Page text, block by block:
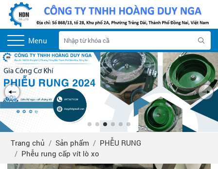
Menu
Trang chủ Sản phẩm
PHỄU RUNG
Phễu rung cấp vít lò xo